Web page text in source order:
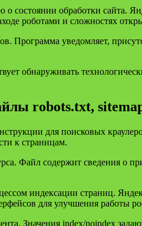
состоянии обработки сайта.
роботами и сложностях
Программа уведомляет,
обнаруживать
robots.txt,
для поисковых
к страницам.
Файл содержит сведения
индексации страниц.
для улучшения работы
Значения index/noindex